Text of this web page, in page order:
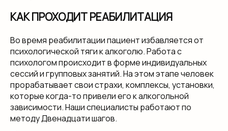
КАК ПРОХОДИТ РЕАБИЛИТАЦИЯ
Во время реабилитации пациент избавляется от
психологической тяги к алкоголю. Работа с
психологом происходит в форме индивидуальных
сессий и групповых занятий. На этом этапе человек
прорабатывает свои страхи, комплексы, установки,
которые когда-то привели его к алкогольной
зависимости. Наши специалисты работают по
методу Двенадцати шагов.